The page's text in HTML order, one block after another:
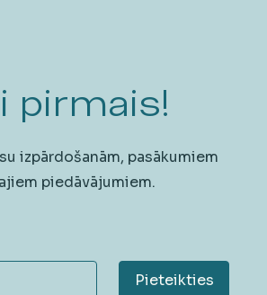
pirmais!
izpārdošanām, pasākumiem
piedāvājumiem.
Pieteikties